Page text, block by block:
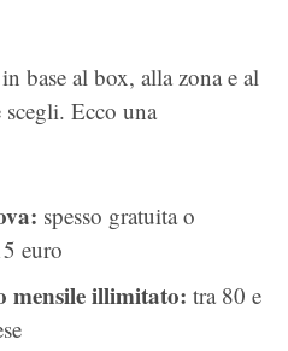
base al box, alla zona e al
Ecco una
spesso gratuita o
euro
mensile illimitato: tra 80 e